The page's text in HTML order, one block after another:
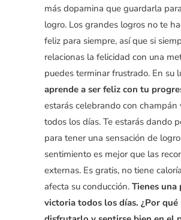
más dopamina que guardarla
logro. Los grandes logros no te
feliz para siempre, así que si
relacionas la felicidad con una
puedes terminar frustrado. En su
aprende a ser feliz con tu
estarás celebrando con champán
todos los días. Te estarás dando
para tener una sensación de
sentimiento es mejor que las
externas. Es gratis, no tiene
afecta su conducción. Tienes una
victoria todos los días. ¿Por qué